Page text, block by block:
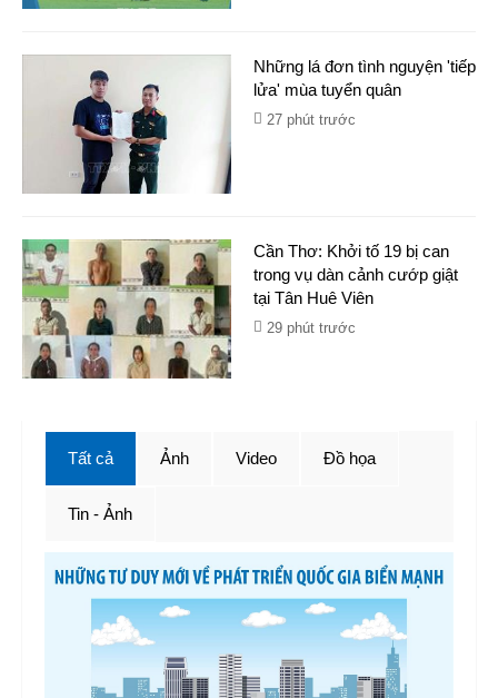
Những lá đơn tình nguyện 'tiếp
lửa' mùa tuyển quân
27 phút trước
Cần Thơ: Khởi tố 19 bị can
trong vụ dàn cảnh cướp giật
tại Tân Huê Viên
29 phút trước
Tất cả Ảnh Video Đồ họa
Tin - Ảnh